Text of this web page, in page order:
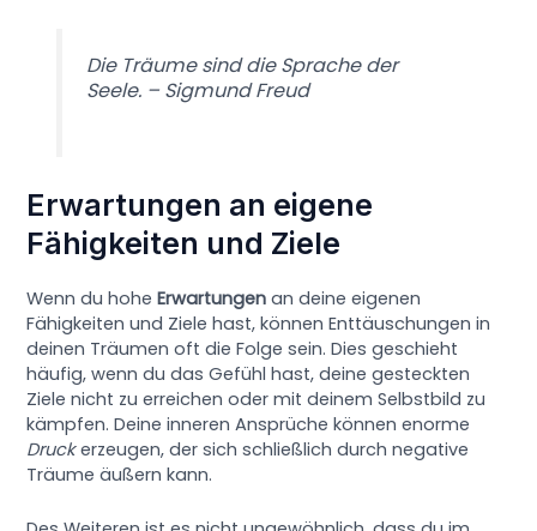
Die Träume sind die Sprache der
Seele. – Sigmund Freud
Erwartungen an eigene
Fähigkeiten und Ziele
Wenn du hoheErwartungen an deine eigenen
Fähigkeiten und Ziele hast, können Enttäuschungen in
deinen Träumen oft die Folge sein. Dies geschieht
häufig, wenn du das Gefühl hast, deine gesteckten
Ziele nicht zu erreichen oder mit deinem Selbstbild zu
kämpfen. Deine inneren Ansprüche können enorme
Druckerzeugen, der sich schließlich durch negative
Träume äußern kann.